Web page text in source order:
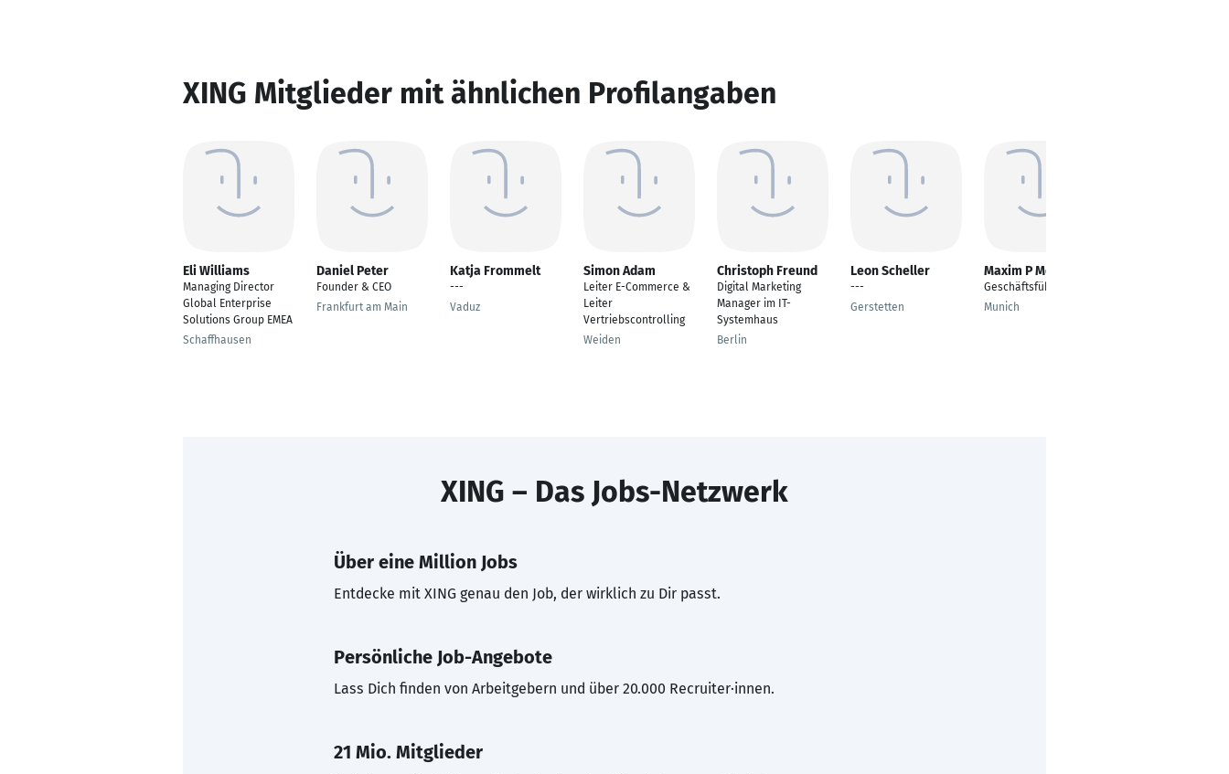
XING Mitglieder mit ähnlichen Profilangaben
Eli Williams
Managing Director
Global Enterprise
Solutions Group EMEA
Schaffhausen
Daniel Peter
Founder & CEO
Frankfurt am Main
Katja Frommelt
---
Vaduz
Simon Adam
Leiter E-Commerce &
Leiter
Vertriebscontrolling
Weiden
Christoph Freund
Digital Marketing
Manager im IT-
Systemhaus
Berlin
Leon Scheller
---
Gerstetten
Maxim P Morosow
Geschäftsführer
Munich
XING – Das Jobs-Netzwerk
Über eine Million Jobs
Entdecke mit XING genau den Job, der wirklich zu Dir passt.
Persönliche Job-Angebote
Lass Dich finden von Arbeitgebern und über 20.000 Recruiter·innen.
21 Mio. Mitglieder